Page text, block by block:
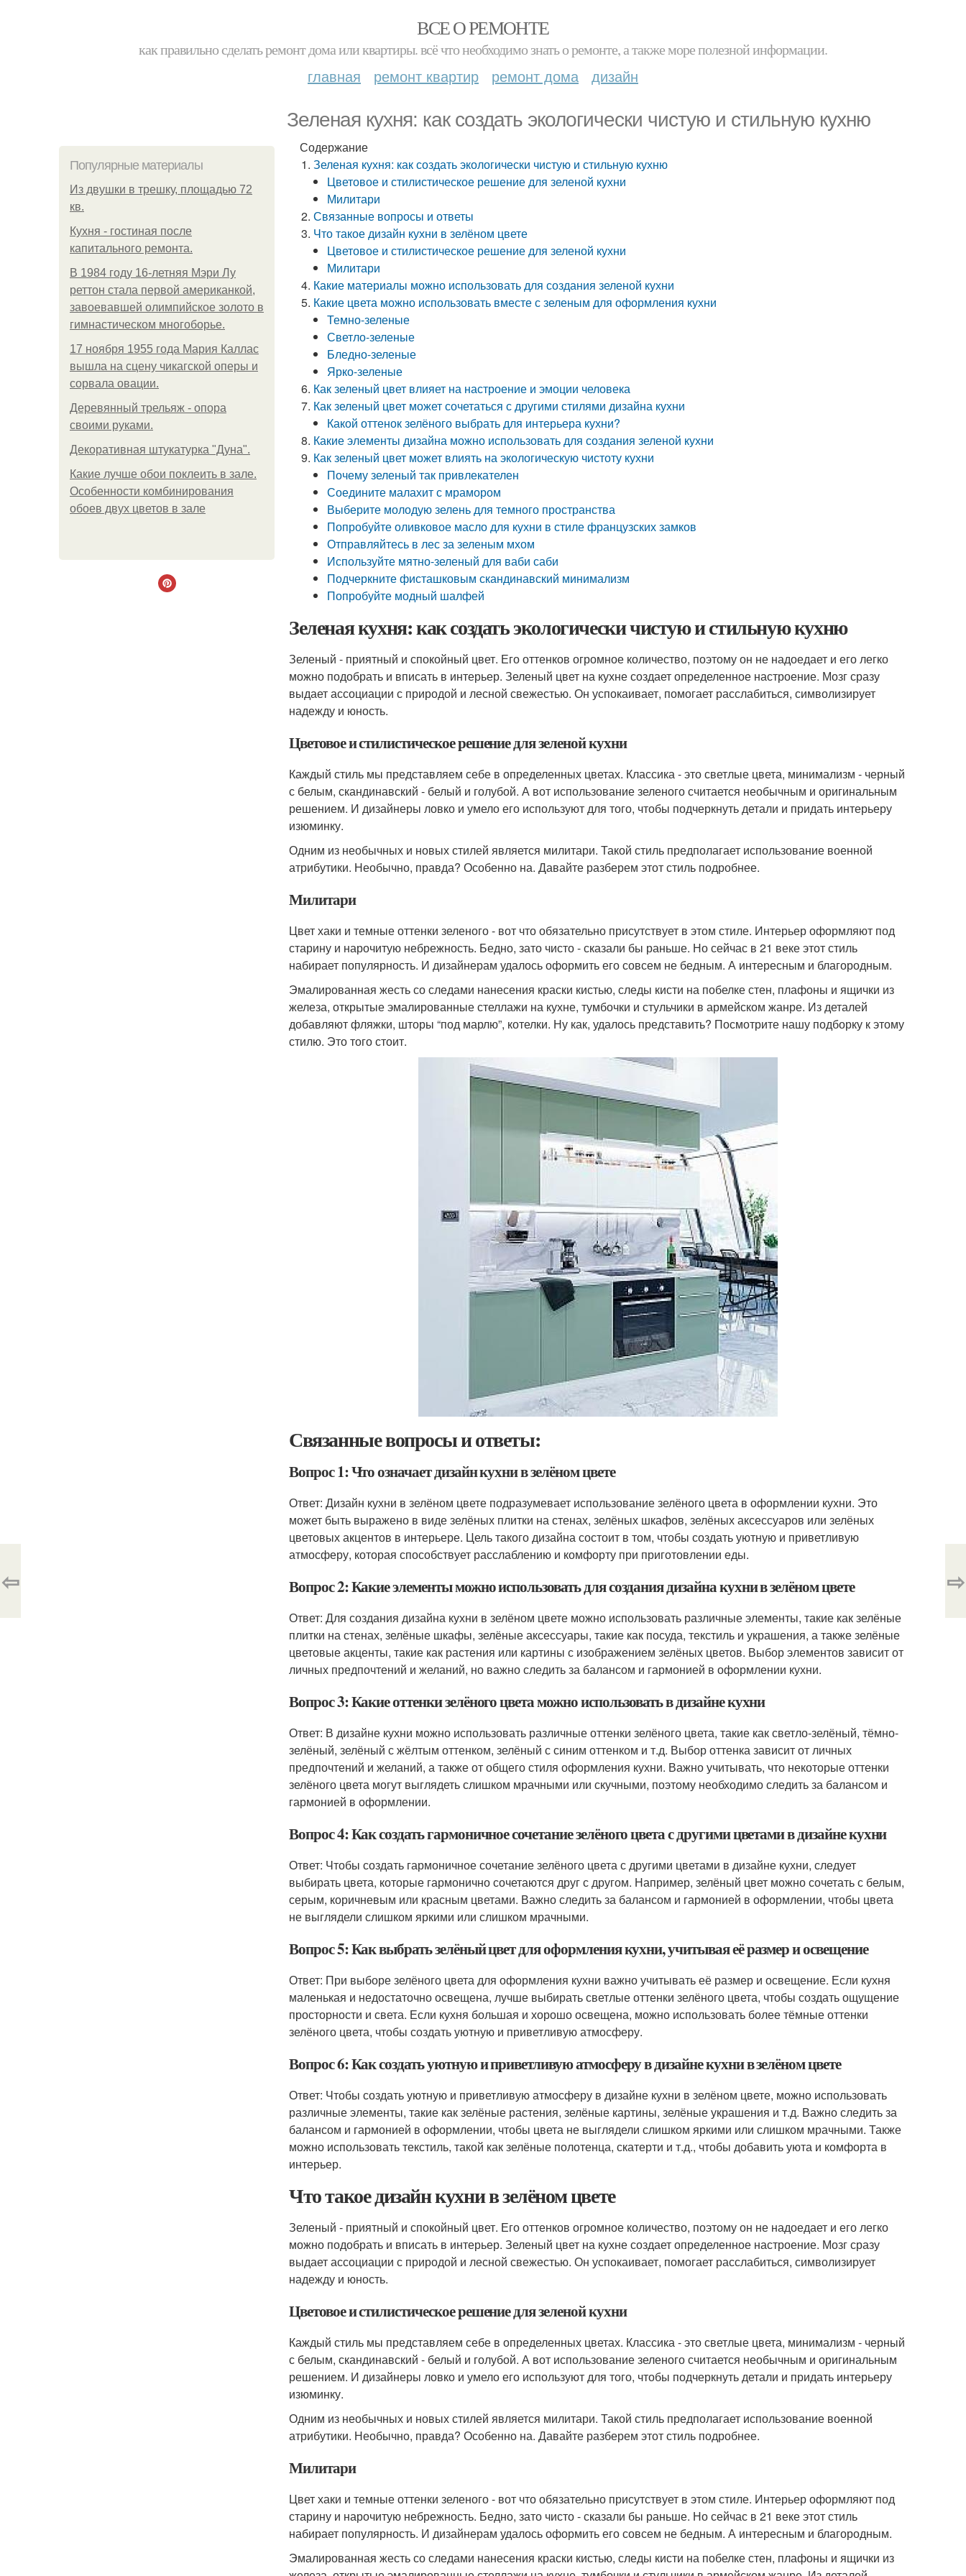
ВСЕ О РЕМОНТЕ
как правильно сделать ремонт дома или квартиры. всё что необходимо знать о ремонте, а также море полезной информации.
главная ремонт квартир ремонт дома дизайн
Зеленая кухня: как создать экологически чистую и стильную кухню
Популярные материалы
Из двушки в трешку, площадью 72
кв.
Кухня - гостиная после
капитального ремонта.
В 1984 году 16-летняя Мэри Лу
реттон стала первой американкой,
завоевавшей олимпийское золото в
гимнастическом многоборье.
17 ноября 1955 года Мария Каллас
вышла на сцену чикагской оперы и
сорвала овации.
Деревянный трельяж - опора
своими руками.
Декоративная штукатурка "Дуна".
Какие лучше обои поклеить в зале.
Особенности комбинирования
обоев двух цветов в зале
Содержание
Зеленая кухня: как создать экологически чистую и стильную кухню
Цветовое и стилистическое решение для зеленой кухни
Милитари
Связанные вопросы и ответы
Что такое дизайн кухни в зелёном цвете
Цветовое и стилистическое решение для зеленой кухни
Милитари
Какие материалы можно использовать для создания зеленой кухни
Какие цвета можно использовать вместе с зеленым для оформления кухни
Темно-зеленые
Светло-зеленые
Бледно-зеленые
Ярко-зеленые
Как зеленый цвет влияет на настроение и эмоции человека
Как зеленый цвет может сочетаться с другими стилями дизайна кухни
Какой оттенок зелёного выбрать для интерьера кухни?
Какие элементы дизайна можно использовать для создания зеленой кухни
Как зеленый цвет может влиять на экологическую чистоту кухни
Почему зеленый так привлекателен
Соедините малахит с мрамором
Выберите молодую зелень для темного пространства
Попробуйте оливковое масло для кухни в стиле французских замков
Отправляйтесь в лес за зеленым мхом
Используйте мятно-зеленый для ваби саби
Подчеркните фисташковым скандинавский минимализм
Попробуйте модный шалфей
Зеленая кухня: как создать экологически чистую и стильную кухню
Зеленый - приятный и спокойный цвет. Его оттенков огромное количество, поэтому он не надоедает и его легко
можно подобрать и вписать в интерьер. Зеленый цвет на кухне создает определенное настроение. Мозг сразу
выдает ассоциации с природой и лесной свежестью. Он успокаивает, помогает расслабиться, символизирует
надежду и юность.
Цветовое и стилистическое решение для зеленой кухни
Каждый стиль мы представляем себе в определенных цветах. Классика - это светлые цвета, минимализм - черный
с белым, скандинавский - белый и голубой. А вот использование зеленого считается необычным и оригинальным
решением. И дизайнеры ловко и умело его используют для того, чтобы подчеркнуть детали и придать интерьеру
изюминку.
Одним из необычных и новых стилей является милитари. Такой стиль предполагает использование военной
атрибутики. Необычно, правда? Особенно на. Давайте разберем этот стиль подробнее.
Милитари
Цвет хаки и темные оттенки зеленого - вот что обязательно присутствует в этом стиле. Интерьер оформляют под
старину и нарочитую небрежность. Бедно, зато чисто - сказали бы раньше. Но сейчас в 21 веке этот стиль
набирает популярность. И дизайнерам удалось оформить его совсем не бедным. А интересным и благородным.
Эмалированная жесть со следами нанесения краски кистью, следы кисти на побелке стен, плафоны и ящички из
железа, открытые эмалированные стеллажи на кухне, тумбочки и стульчики в армейском жанре. Из деталей
добавляют фляжки, шторы “под марлю”, котелки. Ну как, удалось представить? Посмотрите нашу подборку к этому
стилю. Это того стоит.
Связанные вопросы и ответы:
Вопрос 1: Что означает дизайн кухни в зелёном цвете
Ответ: Дизайн кухни в зелёном цвете подразумевает использование зелёного цвета в оформлении кухни. Это
может быть выражено в виде зелёных плитки на стенах, зелёных шкафов, зелёных аксессуаров или зелёных
цветовых акцентов в интерьере. Цель такого дизайна состоит в том, чтобы создать уютную и приветливую
атмосферу, которая способствует расслаблению и комфорту при приготовлении еды.
Вопрос 2: Какие элементы можно использовать для создания дизайна кухни в зелёном цвете
Ответ: Для создания дизайна кухни в зелёном цвете можно использовать различные элементы, такие как зелёные
плитки на стенах, зелёные шкафы, зелёные аксессуары, такие как посуда, текстиль и украшения, а также зелёные
цветовые акценты, такие как растения или картины с изображением зелёных цветов. Выбор элементов зависит от
личных предпочтений и желаний, но важно следить за балансом и гармонией в оформлении кухни.
Вопрос 3: Какие оттенки зелёного цвета можно использовать в дизайне кухни
Ответ: В дизайне кухни можно использовать различные оттенки зелёного цвета, такие как светло-зелёный, тёмно-
зелёный, зелёный с жёлтым оттенком, зелёный с синим оттенком и т.д. Выбор оттенка зависит от личных
предпочтений и желаний, а также от общего стиля оформления кухни. Важно учитывать, что некоторые оттенки
зелёного цвета могут выглядеть слишком мрачными или скучными, поэтому необходимо следить за балансом и
гармонией в оформлении.
Вопрос 4: Как создать гармоничное сочетание зелёного цвета с другими цветами в дизайне кухни
Ответ: Чтобы создать гармоничное сочетание зелёного цвета с другими цветами в дизайне кухни, следует
выбирать цвета, которые гармонично сочетаются друг с другом. Например, зелёный цвет можно сочетать с белым,
серым, коричневым или красным цветами. Важно следить за балансом и гармонией в оформлении, чтобы цвета
не выглядели слишком яркими или слишком мрачными.
Вопрос 5: Как выбрать зелёный цвет для оформления кухни, учитывая её размер и освещение
Ответ: При выборе зелёного цвета для оформления кухни важно учитывать её размер и освещение. Если кухня
маленькая и недостаточно освещена, лучше выбирать светлые оттенки зелёного цвета, чтобы создать ощущение
просторности и света. Если кухня большая и хорошо освещена, можно использовать более тёмные оттенки
зелёного цвета, чтобы создать уютную и приветливую атмосферу.
Вопрос 6: Как создать уютную и приветливую атмосферу в дизайне кухни в зелёном цвете
Ответ: Чтобы создать уютную и приветливую атмосферу в дизайне кухни в зелёном цвете, можно использовать
различные элементы, такие как зелёные растения, зелёные картины, зелёные украшения и т.д. Важно следить за
балансом и гармонией в оформлении, чтобы цвета не выглядели слишком яркими или слишком мрачными. Также
можно использовать текстиль, такой как зелёные полотенца, скатерти и т.д., чтобы добавить уюта и комфорта в
интерьер.
Что такое дизайн кухни в зелёном цвете
Зеленый - приятный и спокойный цвет. Его оттенков огромное количество, поэтому он не надоедает и его легко
можно подобрать и вписать в интерьер. Зеленый цвет на кухне создает определенное настроение. Мозг сразу
выдает ассоциации с природой и лесной свежестью. Он успокаивает, помогает расслабиться, символизирует
надежду и юность.
Цветовое и стилистическое решение для зеленой кухни
Каждый стиль мы представляем себе в определенных цветах. Классика - это светлые цвета, минимализм - черный
с белым, скандинавский - белый и голубой. А вот использование зеленого считается необычным и оригинальным
решением. И дизайнеры ловко и умело его используют для того, чтобы подчеркнуть детали и придать интерьеру
изюминку.
Одним из необычных и новых стилей является милитари. Такой стиль предполагает использование военной
атрибутики. Необычно, правда? Особенно на. Давайте разберем этот стиль подробнее.
Милитари
Цвет хаки и темные оттенки зеленого - вот что обязательно присутствует в этом стиле. Интерьер оформляют под
старину и нарочитую небрежность. Бедно, зато чисто - сказали бы раньше. Но сейчас в 21 веке этот стиль
набирает популярность. И дизайнерам удалось оформить его совсем не бедным. А интересным и благородным.
Эмалированная жесть со следами нанесения краски кистью, следы кисти на побелке стен, плафоны и ящички из
⇦ ⇨